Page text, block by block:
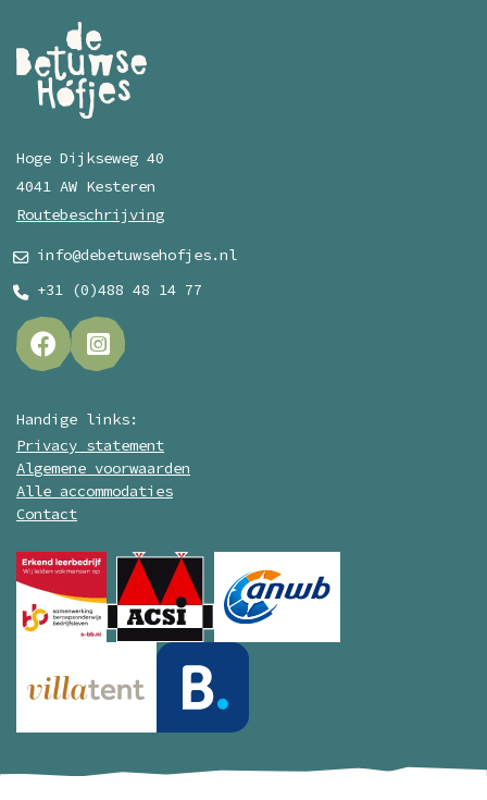
Hoge Dijkseweg 40
4041 AW Kesteren
Routebeschrijving
info@debetuwsehofjes.nl
+31 (0)488 48 14 77
Handige links:
Privacy statement
Algemene voorwaarden
Alle accommodaties
Contact